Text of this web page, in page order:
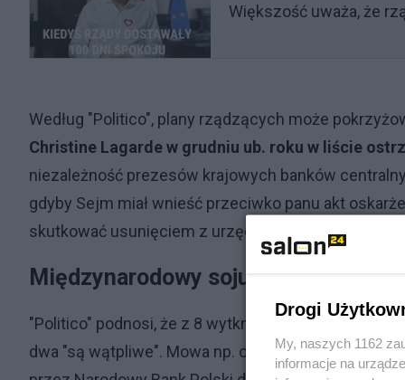
Większość uważa, że
Według "Politico", plany rządzących może
Christine Lagarde w grudniu ub. roku w liście
niezależność prezesów krajowych banków
gdyby Sejm miał wnieść przeciwko panu akt
skutkować usunięciem z urzędu.
Międzynarodowy sojusznik
"Politico" podnosi, że z 8 wytkniętych Glapińskiemu
dwa "są wątpliwe". Mowa np. o skupie obligacji
Drogi
My, naszych 1162
informacje na